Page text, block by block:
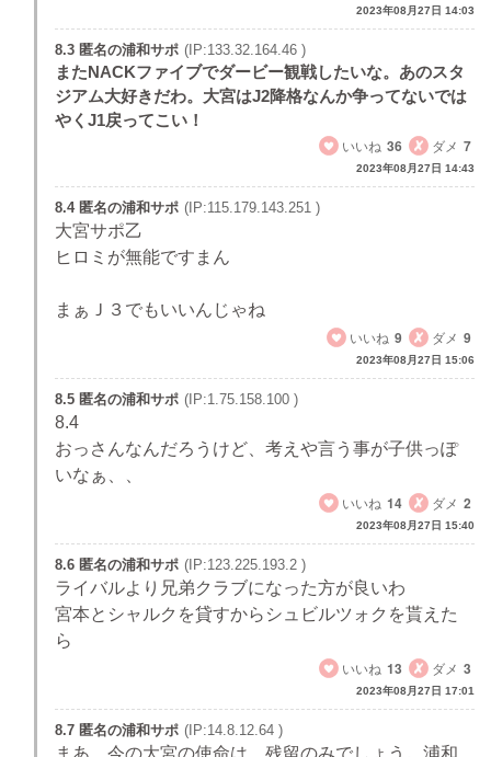
2023年08月27日 14:03
8.3 匿名の浦和サポ (IP:133.32.164.46 )
またNACKファイブでダービー観戦したいな。あのスタ
ジアム大好きだわ。大宮はJ2降格なんか争ってないでは
やくJ1戻ってこい！
いいね 36 ダメ 7
2023年08月27日 14:43
8.4 匿名の浦和サポ (IP:115.179.143.251 )
大宮サポ乙
ヒロミが無能ですまん
まぁＪ３でもいいんじゃね
いいね 9 ダメ 9
2023年08月27日 15:06
8.5 匿名の浦和サポ (IP:1.75.158.100 )
8.4
おっさんなんだろうけど、考えや言う事が子供っぽ
いなぁ、、
いいね 14 ダメ 2
2023年08月27日 15:40
8.6 匿名の浦和サポ (IP:123.225.193.2 )
ライバルより兄弟クラブになった方が良いわ
宮本とシャルクを貸すからシュビルツォクを貰えた
ら
いいね 13 ダメ 3
2023年08月27日 17:01
8.7 匿名の浦和サポ (IP:14.8.12.64 )
まあ、今の大宮の使命は、残留のみでしょう。浦和